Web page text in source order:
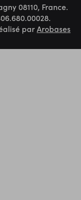
08110, France.
parArobases